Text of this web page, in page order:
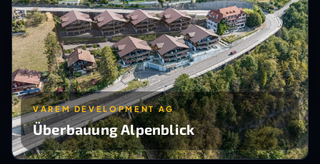
VAREM DEVELOPMENT AG
Überbauung Alpenblick